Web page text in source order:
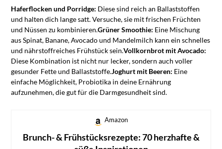
Haferflocken und Porridge: Diese sind reich an Ballaststoffen
und halten dich lange satt. Versuche, sie mit frischen Früchten
und Nüssen zu kombinieren.Grüner Smoothie: Eine Mischung
aus Spinat, Banane, Avocado und Mandelmilch kann ein schnelles
und nährstoffreiches Frühstück sein.Vollkornbrot mit Avocado:
Diese Kombination ist nicht nur lecker, sondern auch voller
gesunder Fette und Ballaststoffe.Joghurt mit Beeren: Eine
einfache Möglichkeit, Probiotika in deine Ernährung
aufzunehmen, die gut für die Darmgesundheit sind.
Amazon
Brunch- & Frühstücksrezepte: 70 herzhafte &